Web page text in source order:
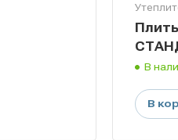
В
В